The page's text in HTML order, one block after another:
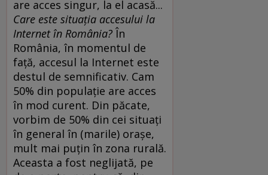
are acces singur, la el acasă...
Care este situaţia accesului la
Internet în România? În
România, în momentul de
faţă, accesul la Internet este
destul de semnificativ. Cam
50% din populaţie are acces
în mod curent. Din păcate,
vorbim de 50% din cei situaţi
în general în (marile) oraşe,
mult mai puţin în zona rurală.
Aceasta a fost neglijată, pe